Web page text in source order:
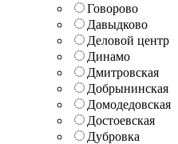
Говорово
Давыдково
Деловой центр
Динамо
Дмитровская
Добрынинская
Домодедовская
Достоевская
Дубровка